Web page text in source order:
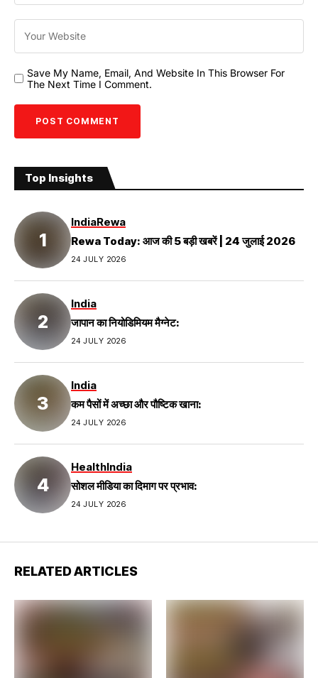
Save My Name, Email, And Website In This Browser For
The Next Time I Comment.
Top Insights
IndiaRewa
Rewa Today: आज की 5 बड़ी खबरें | 24 जुलाई 2026
24 JULY 2026
India
जापान का नियोडिमियम मैग्नेट:
24 JULY 2026
India
कम पैसों में अच्छा और पौष्टिक खाना:
24 JULY 2026
HealthIndia
सोशल मीडिया का दिमाग पर प्रभाव:
24 JULY 2026
RELATED ARTICLES